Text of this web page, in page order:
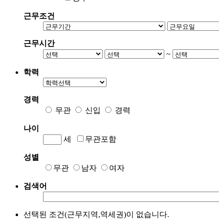
근무조건
근무시간
~
학력
경력
무관
신입 경력
나이
세
무관포함
성별
무관
남자 여자
검색어
선택된 조건(근무지역,역세권)이 없습니다.